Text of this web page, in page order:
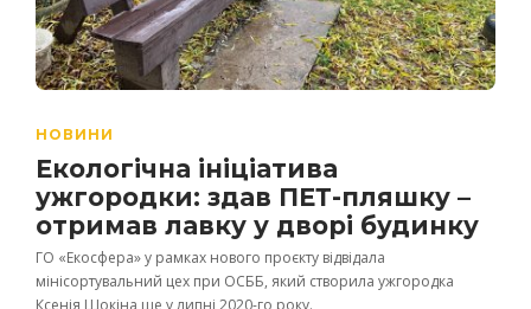
НОВИНИ
Екологічна ініціатива
ужгородки: здав ПЕТ-пляшку –
отримав лавку у дворі будинку
ГО «Екосфера» у рамках нового проєкту відвідала
мінісортувальний цех при ОСББ, який створила ужгородка